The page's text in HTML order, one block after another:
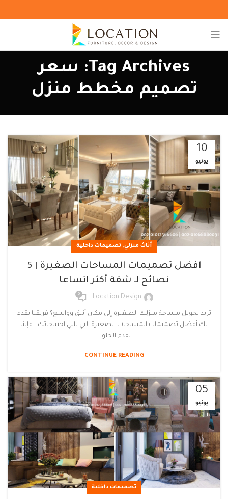
Tag Archives: سعر
تصميم مخطط منزل
10
يونيو
أثاث منزلي, تصميمات داخلية
افضل تصميمات المساحات الصغيرة | 5
نصائح لـ شقة أكثر اتساعا
Location Design
0
تريد تحويل مساحة منزلك الصغيرة إلى مكان أنيق وواسع؟ فريقنا يقدم
لك أفضل تصميمات المساحات الصغيرة التي تلبي احتياجاتك ، فإننا
نقدم الحلو...
CONTINUE READING
05
يونيو
تصميمات داخلية